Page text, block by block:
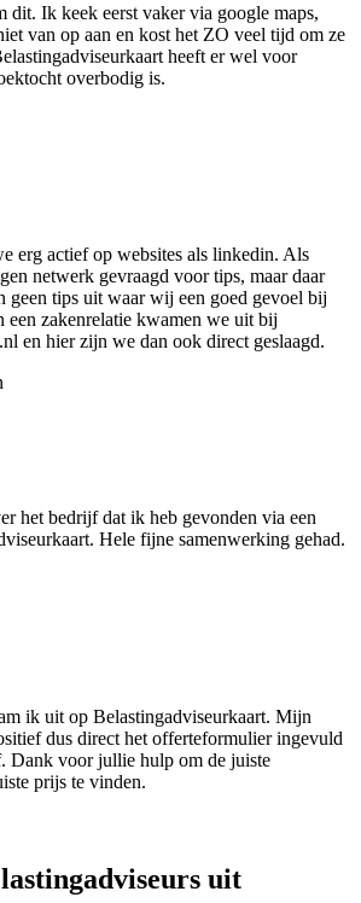
dit. Ik keek eerst vaker via google maps,
van op aan en kost het ZO veel tijd om ze
heeft er wel voor
overbodig is.
erg actief op websites als linkedin. Als
netwerk gevraagd voor tips, maar daar
geen tips uit waar wij een goed gevoel bij
een zakenrelatie kwamen we uit bij
en hier zijn we dan ook direct geslaagd.
het bedrijf dat ik heb gevonden via een
Hele fijne samenwerking gehad.
ik uit op Belastingadviseurkaart. Mijn
dus direct het offerteformulier ingevuld
Dank voor jullie hulp om de juiste
prijs te vinden.
uit